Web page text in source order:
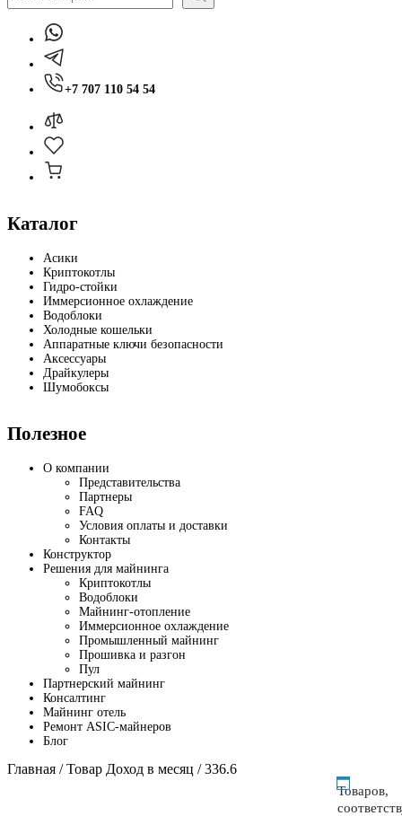
+7 707 110 54 54
Каталог
Асики
Криптокотлы
Гидро-стойки
Иммерсионное охлаждение
Водоблоки
Холодные кошельки
Аппаратные ключи безопасности
Аксессуары
Драйкулеры
Шумобоксы
Полезное
О компании
Представительства
Партнеры
FAQ
Условия оплаты и доставки
Контакты
Конструктор
Решения для майнинга
Криптокотлы
Водоблоки
Майнинг-отопление
Иммерсионное охлаждение
Промышленный майнинг
Прошивка и разгон
Пул
Партнерский майнинг
Консалтинг
Майнинг отель
Ремонт ASIC-майнеров
Блог
Главная / Товар Доход в месяц / 336.6
Товаров,